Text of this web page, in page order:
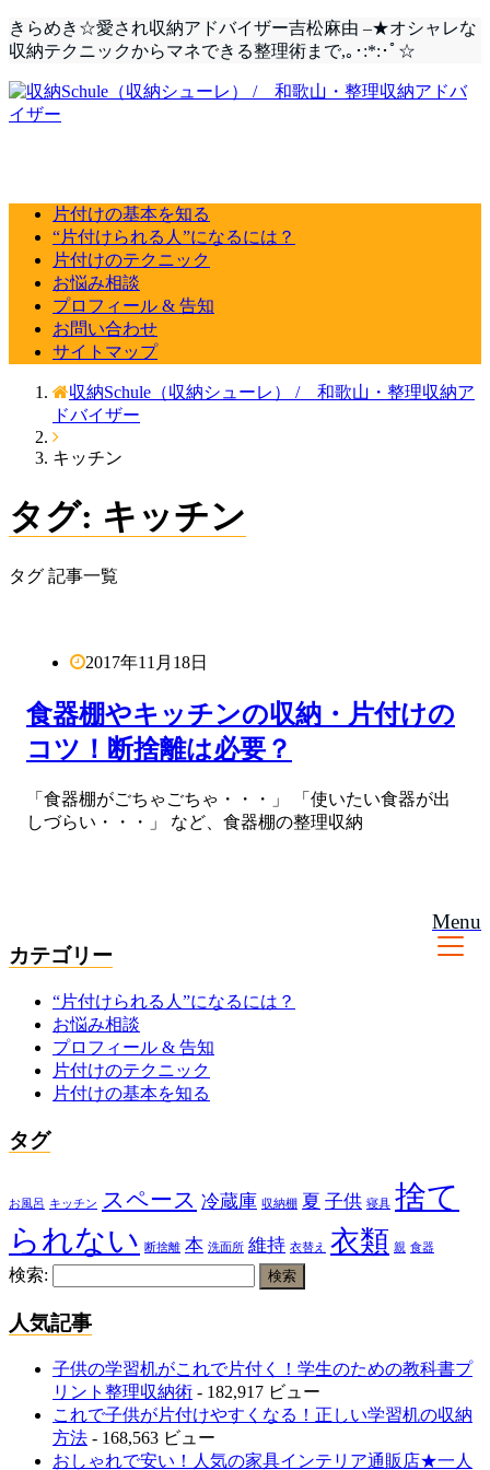
きらめき☆愛され収納アドバイザー吉松麻由 –★オシャレな
収納テクニックからマネできる整理術まで,｡･:*:･ﾟ☆
Menu
片付けの基本を知る
“片付けられる人”になるには？
片付けのテクニック
お悩み相談
プロフィール & 告知
お問い合わせ
サイトマップ
収納Schule（収納シューレ） / 和歌山・整理収納ア
ドバイザー
キッチン
タグ: キッチン
タグ 記事一覧
2017年11月18日
食器棚やキッチンの収納・片付けの
コツ！断捨離は必要？
「食器棚がごちゃごちゃ・・・」 「使いたい食器が出
しづらい・・・」 など、食器棚の整理収納
カテゴリー
“片付けられる人”になるには？
お悩み相談
プロフィール & 告知
片付けのテクニック
片付けの基本を知る
タグ
お風呂 キッチン スペース 冷蔵庫 収納棚 夏 子供 寝具 捨て
られない
断捨離 本 洗面所 維持 衣替え 衣類 親 食器
検索:
人気記事
子供の学習机がこれで片付く！学生のための教科書プ
リント整理収納術 - 182,917 ビュー
これで子供が片付けやすくなる！正しい学習机の収納
方法 - 168,563 ビュー
おしゃれで安い！人気の家具インテリア通販店★一人